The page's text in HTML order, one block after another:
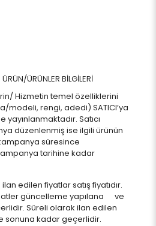
ÜRÜNLER BİLGİLERİ
Hizmetin temel özelliklerini
modeli, rengi, adedi) SATICI’ya
Satıcı
düzenlenmiş ise ilgili ürünün
süresince
tarihine kadar
edilen fiyatlar satış fiyatıdır.
güncelleme yapılana ve
Süreli olarak ilan edilen
sonuna kadar geçerlidir.